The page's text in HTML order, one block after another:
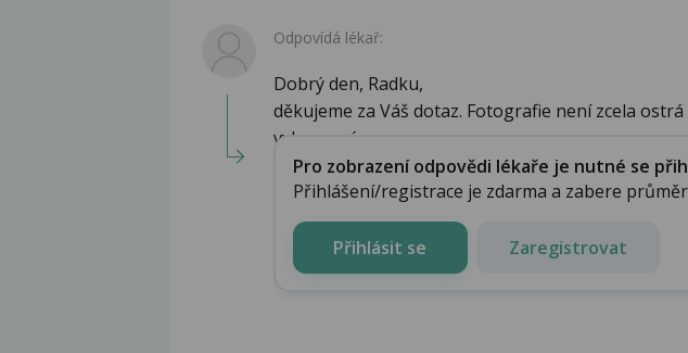
Odpovídá lékař:
Dobrý den, Radku,
děkujeme za Váš dotaz. Fotografie není zcela
vybarvená,...
Pro zobrazení odpovědi lékaře je nutné se
Přihlášení/registrace je zdarma a zabere
Přihlásit se Zaregistrovat